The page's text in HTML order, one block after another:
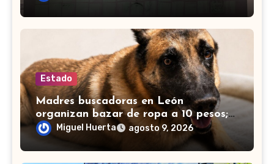
Estado
Madres buscadoras en León
organizan bazar de ropa a 10 pesos;
muchos se unen para apoyar
Miguel Huerta agosto 9, 2026